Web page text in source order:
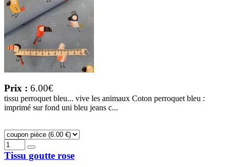
Prix : 6.00€
tissu perroquet bleu... vive les animaux Coton perroquet bleu :
imprimé sur fond uni bleu jeans c...
Tissu goutte rose